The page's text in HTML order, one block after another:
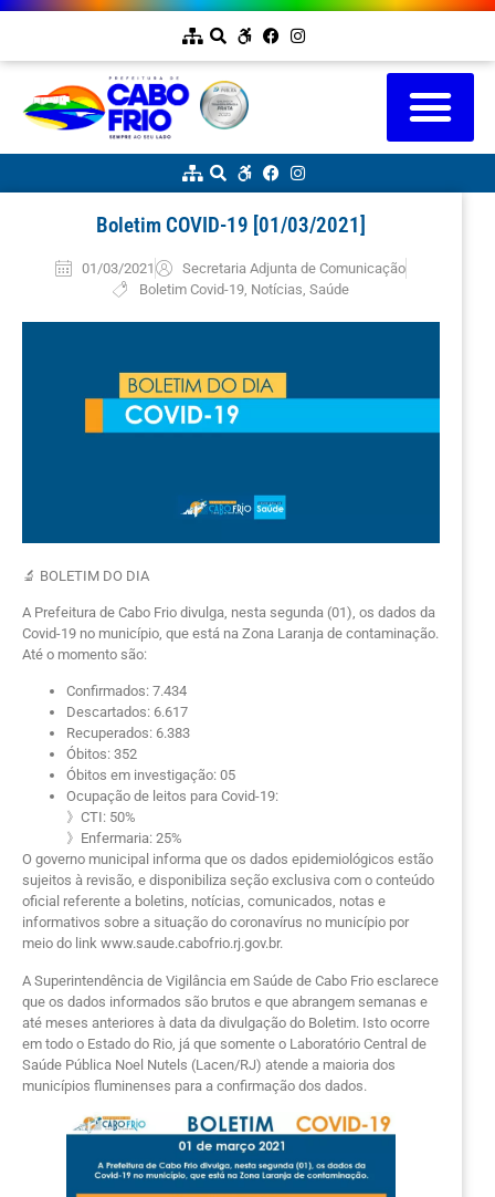
Boletim COVID-19 [01/03/2021]
01/03/2021
Secretaria Adjunta de Comunicação
Boletim Covid-19, Notícias Saúde
🔬 BOLETIM DO DIA
A Prefeitura de Cabo Frio divulga, nesta segunda (01), os dados da
Covid-19 no município, que está na Zona Laranja de contaminação.
Até o momento são:
Confirmados: 7.434
Descartados: 6.617
Recuperados: 6.383
Óbitos: 352
Óbitos em investigação: 05
Ocupação de leitos para Covid-19:
》CTI: 50%
》Enfermaria: 25%
O governo municipal informa que os dados epidemiológicos estão
sujeitos à revisão, e disponibiliza seção exclusiva com o conteúdo
oficial referente a boletins, notícias, comunicados, notas e
informativos sobre a situação do coronavírus no município por
meio do link www.saude.cabofrio.rj.gov.br.
A Superintendência de Vigilância em Saúde de Cabo Frio esclarece
que os dados informados são brutos e que abrangem semanas e
até meses anteriores à data da divulgação do Boletim. Isto ocorre
em todo o Estado do Rio, já que somente o Laboratório Central de
Saúde Pública Noel Nutels (Lacen/RJ) atende a maioria dos
municípios fluminenses para a confirmação dos dados.